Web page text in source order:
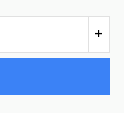
+